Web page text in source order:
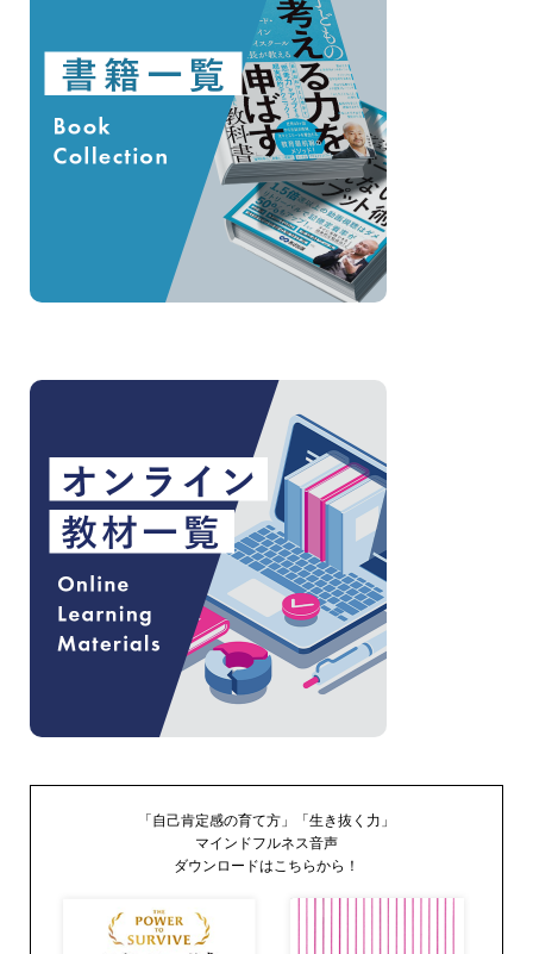
「自己肯定感の育て方」「生き抜く力」
マインドフルネス音声
ダウンロードはこちらから！